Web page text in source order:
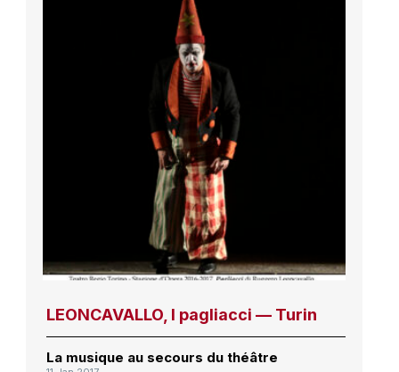
LEONCAVALLO, I pagliacci — Turin
La musique au secours du théâtre